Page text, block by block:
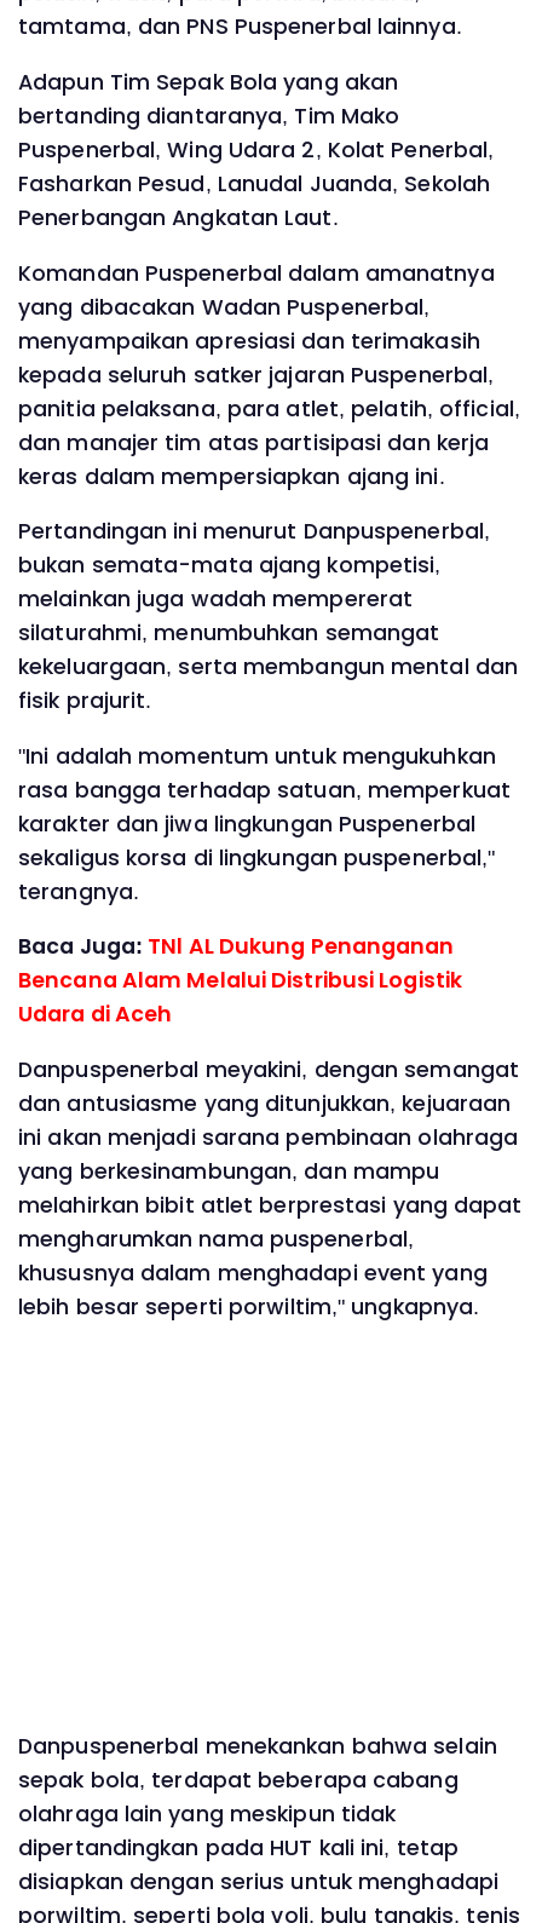
tamtama, dan PNS Puspenerbal lainnya.
Adapun Tim Sepak Bola yang akan
bertanding diantaranya, Tim Mako
Puspenerbal, Wing Udara 2, Kolat Penerbal,
Fasharkan Pesud, Lanudal Juanda, Sekolah
Penerbangan Angkatan Laut.
Komandan Puspenerbal dalam amanatnya
yang dibacakan Wadan Puspenerbal,
menyampaikan apresiasi dan terimakasih
kepada seluruh satker jajaran Puspenerbal,
panitia pelaksana, para atlet, pelatih, official,
dan manajer tim atas partisipasi dan kerja
keras dalam mempersiapkan ajang ini.
Pertandingan ini menurut Danpuspenerbal,
bukan semata-mata ajang kompetisi,
melainkan juga wadah mempererat
silaturahmi, menumbuhkan semangat
kekeluargaan, serta membangun mental dan
fisik prajurit.
"Ini adalah momentum untuk mengukuhkan
rasa bangga terhadap satuan, memperkuat
karakter dan jiwa lingkungan Puspenerbal
sekaligus korsa di lingkungan puspenerbal,"
terangnya.
Baca Juga: TNl AL Dukung Penanganan
Bencana Alam Melalui Distribusi Logistik
Udara di Aceh
Danpuspenerbal meyakini, dengan semangat
dan antusiasme yang ditunjukkan, kejuaraan
ini akan menjadi sarana pembinaan olahraga
yang berkesinambungan, dan mampu
melahirkan bibit atlet berprestasi yang dapat
mengharumkan nama puspenerbal,
khususnya dalam menghadapi event yang
lebih besar seperti porwiltim," ungkapnya.
Danpuspenerbal menekankan bahwa selain
sepak bola, terdapat beberapa cabang
olahraga lain yang meskipun tidak
dipertandingkan pada HUT kali ini, tetap
disiapkan dengan serius untuk menghadapi
porwiltim, seperti bola voli, bulu tangkis, tenis